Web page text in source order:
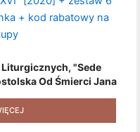
"Sede
Od Śmierci Jana
XVI" [2020] + Zestaw 6
+ Kod Rabatowy Na